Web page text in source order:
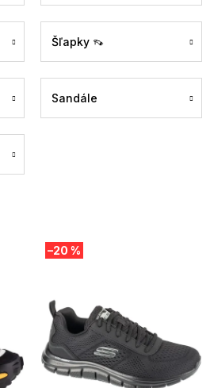
Šľapky 👡
Sandále
–20 %